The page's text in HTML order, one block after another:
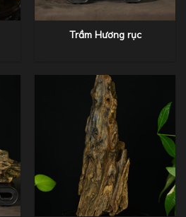
Trầm Hương rục